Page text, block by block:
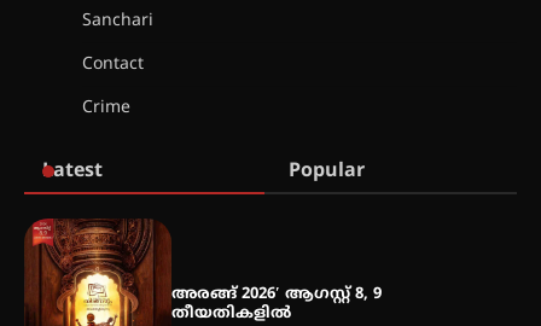
Sanchari
Contact
Crime
Latest Popular
അരങ്ങ് 2026′ ആഗസ്റ്റ് 8, 9
തീയതികളിൽ